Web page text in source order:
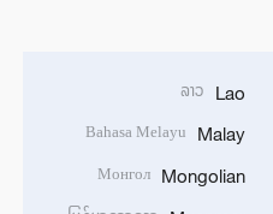
Lao
ລາວ
Malay
Bahasa Melayu
Mongolian
Монгол